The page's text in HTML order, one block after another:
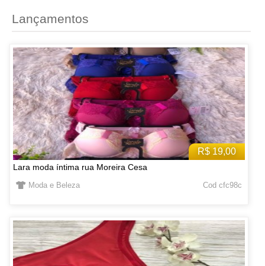
Lançamentos
R$ 19,00
Lara moda íntima rua Moreira Cesa
Moda e Beleza Cod cfc98c